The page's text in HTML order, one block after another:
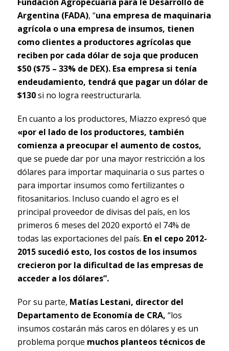
Argentina (FADA), “una empresa de maquinaria
agrícola o una empresa de insumos, tienen
como clientes a productores agrícolas que
reciben por cada dólar de soja que producen
$50 ($75 – 33% de DEX). Esa empresa si tenía
endeudamiento, tendrá que pagar un dólar de
$130si no logra reestructurarla.
En cuanto a los productores, Miazzo expresó que
«por el lado de los productores, también
comienza a preocupar el aumento de costos,
que se puede dar por una mayor restricción a los
dólares para importar maquinaria o sus partes o
para importar insumos como fertilizantes o
fitosanitarios. Incluso cuando el agro es el
principal proveedor de divisas del país, en los
primeros 6 meses del 2020 exportó el 74% de
todas las exportaciones del país. En el cepo 2012-
2015 sucedió esto, los costos de los insumos
crecieron por la dificultad de las empresas de
acceder a los dólares”.
Por su parte, Matías Lestani, director del
Departamento de Economía de CRA, “los
insumos costarán más caros en dólares y es un
problema porque muchos planteos técnicos de